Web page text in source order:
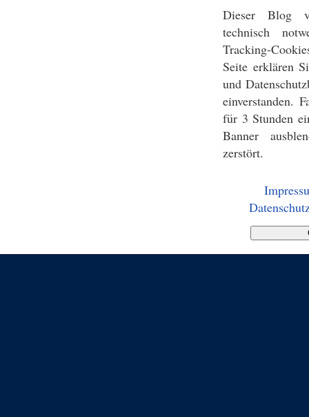
Dieser Blog
technisch
Tracking-
Seite erklären
und
einverstanden.
für 3 Stunden
Banner
zerstört.